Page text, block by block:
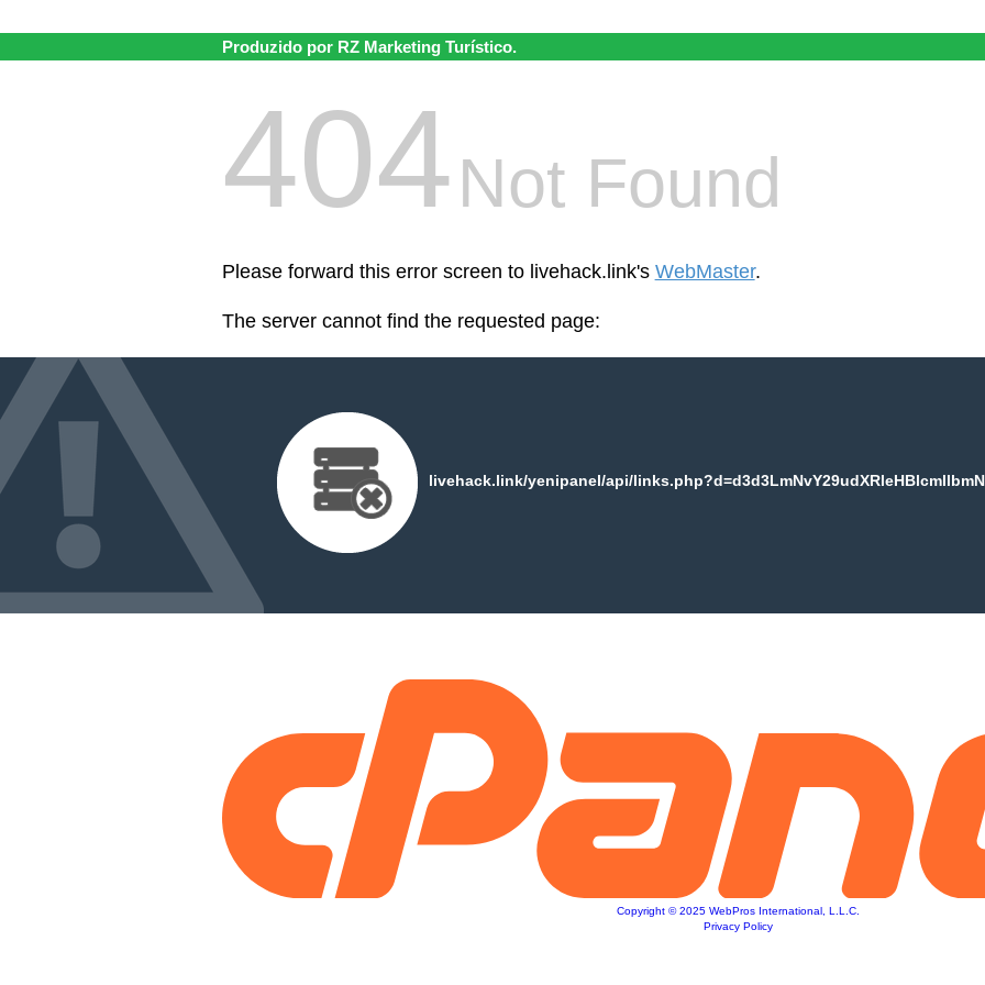
Produzido por RZ Marketing Turístico.
404Not Found
Please forward this error screen to livehack.link's WebMaster.
The server cannot find the requested page:
livehack.link/yenipanel/api/
Copyright © 2025 WebPros International, L.L.C.
Privacy Policy